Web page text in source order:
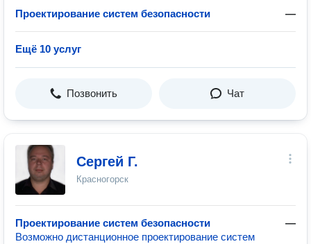
Проектирование систем безопасности —
Ещё 10 услуг
Позвонить Чат
Сергей Г.
Красногорск
Проектирование систем безопасности
—
Возможно дистанционное проектирование систем